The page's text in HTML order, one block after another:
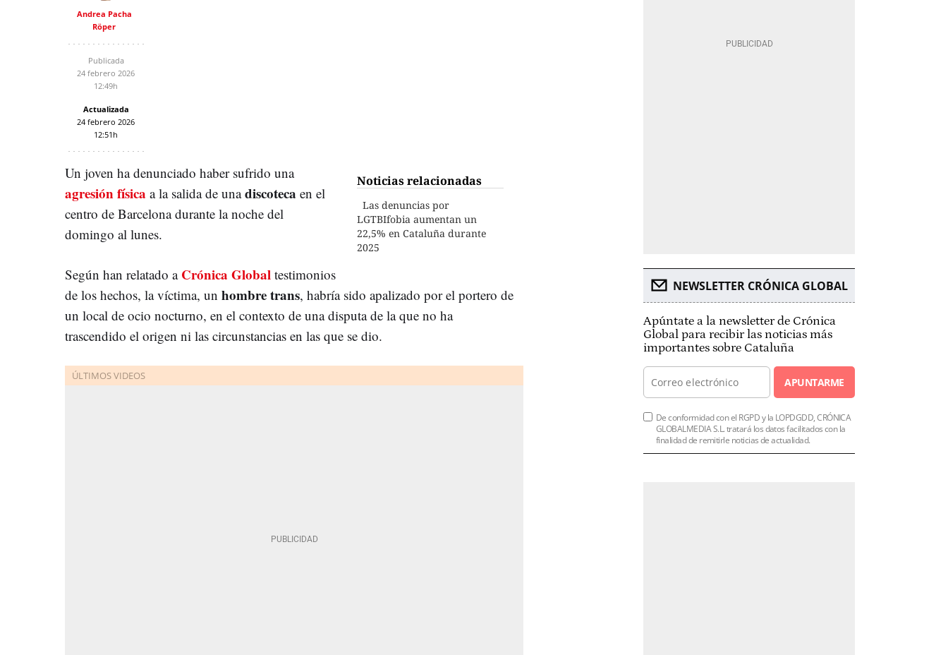
Andrea Pacha
Röper
Publicada
24 febrero 2026
12:49h
Actualizada
24 febrero 2026
12:51h
Noticias relacionadas
Las denuncias por
LGTBIfobia aumentan un
22,5% en Cataluña durante
2025
Un joven ha denunciado haber sufrido una
agresión física a la salida de unadiscoteca en el
centro de Barcelona durante la noche del
domingo al lunes.
Según han relatado a Crónica Global testimonios
de los hechos, la víctima, un hombre trans, habría sido apalizado por el portero de
un local de ocio nocturno, en el contexto de una disputa de la que no ha
trascendido el origen ni las circunstancias en las que se dio.
NEWSLETTER CRÓNICA GLOBAL
Apúntate a la newsletter de Crónica
Global para recibir las noticias más
importantes sobre Cataluña
APUNTARME
De conformidad con el RGPD y la LOPDGDD, CRÓNICA
GLOBALMEDIA S.L. tratará los datos facilitados con la
finalidad de remitirle noticias de actualidad.